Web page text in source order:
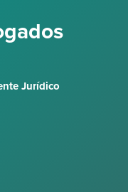
Jurídico